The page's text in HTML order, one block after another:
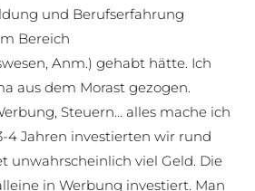
und Berufserfahrung
Bereich
Anm.) gehabt hätte. Ich
aus dem Morast gezogen.
Steuern… alles mache ich
4 Jahren investierten wir rund
unwahrscheinlich viel Geld. Die
in Werbung investiert. Man